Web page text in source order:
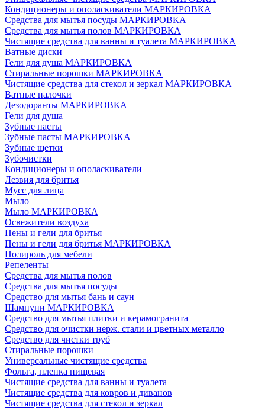
Кондиционеры и ополаскиватели МАРКИРОВКА
Средства для мытья посуды МАРКИРОВКА
Средства для мытья полов МАРКИРОВКА
Чистящие средства для ванны и туалета МАРКИРОВКА
Ватные диски
Гели для душа МАРКИРОВКА
Стиральные порошки МАРКИРОВКА
Чистящие средства для стекол и зеркал МАРКИРОВКА
Ватные палочки
Дезодоранты МАРКИРОВКА
Гели для душа
Зубные пасты
Зубные пасты МАРКИРОВКА
Зубные щетки
Зубочистки
Кондиционеры и ополаскиватели
Лезвия для бритья
Мусс для лица
Мыло
Мыло МАРКИРОВКА
Освежители воздуха
Пены и гели для бритья
Пены и гели для бритья МАРКИРОВКА
Полироль для мебели
Репеленты
Средства для мытья полов
Средства для мытья посуды
Средство для мытья бань и саун
Шампуни МАРКИРОВКА
Средство для мытья плитки и керамогранита
Средство для очистки нерж. стали и цветных металло
Средство для чистки труб
Стиральные порошки
Универсальные чистящие средства
Фольга, пленка пищевая
Чистящие средства для ванны и туалета
Чистящие средства для ковров и диванов
Чистящие средства для стекол и зеркал